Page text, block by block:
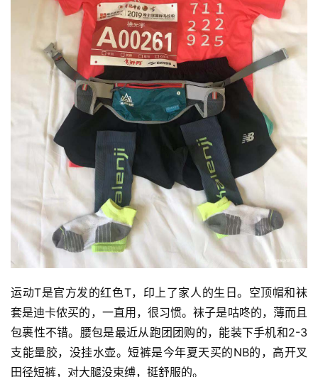
集
运动T是官方发的红色T，印上了家人的生日。空顶帽和袜
套是迪卡侬买的，一直用，很习惯。袜子是咕咚的，薄而且
包裹性不错。腰包是最近从跑团团购的，能装下手机和2-3
支能量胶，没挂水壶。短裤是今年夏天买的NB的，高开叉
田径短裤，对大腿没束缚，挺舒服的。